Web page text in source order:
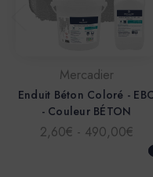
Mercadier
Enduit Béton Coloré - EBC
- Couleur BÉTON
2,60€ - 490,00€